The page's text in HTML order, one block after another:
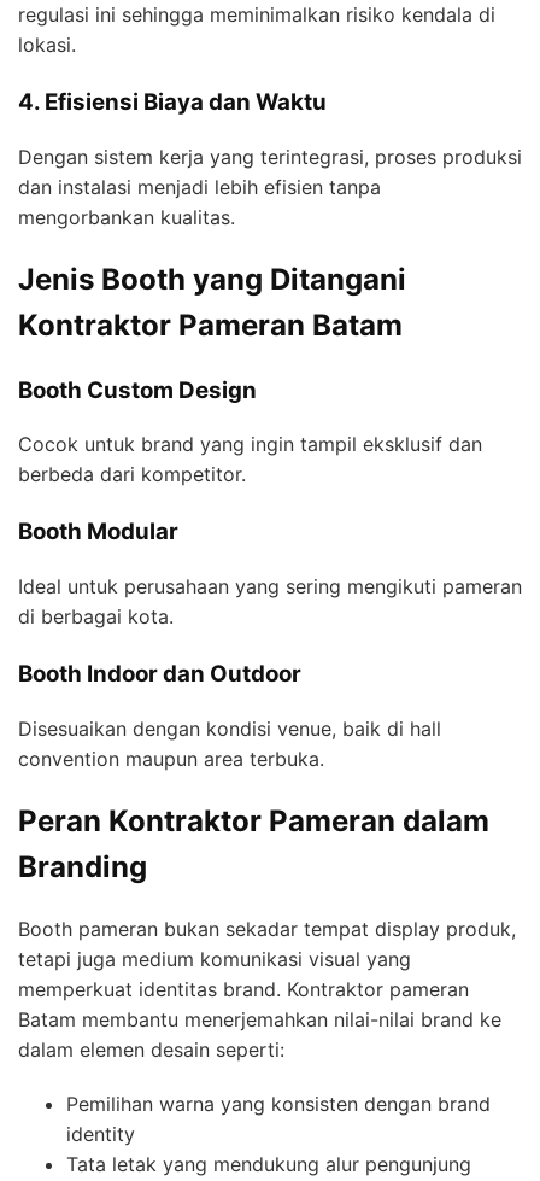
regulasi ini sehingga meminimalkan risiko kendala di
lokasi.
4. Efisiensi Biaya dan Waktu
Dengan sistem kerja yang terintegrasi, proses produksi
dan instalasi menjadi lebih efisien tanpa
mengorbankan kualitas.
Jenis Booth yang Ditangani
Kontraktor Pameran Batam
Booth Custom Design
Cocok untuk brand yang ingin tampil eksklusif dan
berbeda dari kompetitor.
Booth Modular
Ideal untuk perusahaan yang sering mengikuti pameran
di berbagai kota.
Booth Indoor dan Outdoor
Disesuaikan dengan kondisi venue, baik di hall
convention maupun area terbuka.
Peran Kontraktor Pameran dalam
Branding
Booth pameran bukan sekadar tempat display produk,
tetapi juga medium komunikasi visual yang
memperkuat identitas brand. Kontraktor pameran
Batam membantu menerjemahkan nilai-nilai brand ke
dalam elemen desain seperti:
Pemilihan warna yang konsisten dengan brand
identity
Tata letak yang mendukung alur pengunjung